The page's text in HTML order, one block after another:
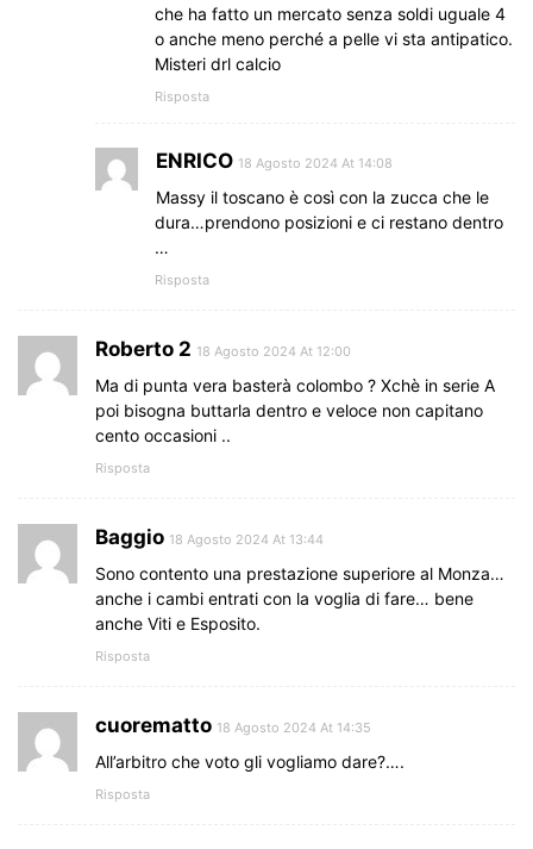
che ha fatto un mercato senza soldi uguale 4
o anche meno perché a pelle vi sta antipatico.
Misteri drl calcio
Risposta
ENRICO 18 Agosto 2024 At 14:08
Massy il toscano è così con la zucca che le
dura…prendono posizioni e ci restano dentro
…
Risposta
Roberto 2 18 Agosto 2024 At 12:00
Ma di punta vera basterà colombo ? Xchè in serie A
poi bisogna buttarla dentro e veloce non capitano
cento occasioni ..
Risposta
Baggio 18 Agosto 2024 At 13:44
Sono contento una prestazione superiore al Monza…
anche i cambi entrati con la voglia di fare… bene
anche Viti e Esposito.
Risposta
cuorematto 18 Agosto 2024 At 14:35
All’arbitro che voto gli vogliamo dare?….
Risposta